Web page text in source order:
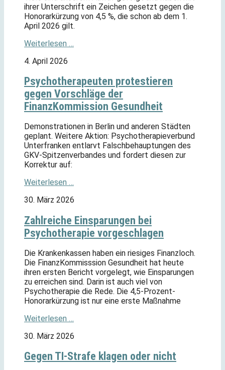
ihrer Unterschrift ein Zeichen gesetzt gegen die
Honorarkürzung von 4,5 %, die schon ab dem 1.
April 2026 gilt.
Weiterlesen …
4. April 2026
Psychotherapeuten protestieren
gegen Vorschläge der
FinanzKommission Gesundheit
Demonstrationen in Berlin und anderen Städten
geplant. Weitere Aktion: Psychotherapieverbund
Unterfranken entlarvt Falschbehauptungen des
GKV-Spitzenverbandes und fordert diesen zur
Korrektur auf:
Weiterlesen …
30. März 2026
Zahlreiche Einsparungen bei
Psychotherapie vorgeschlagen
Die Krankenkassen haben ein riesiges Finanzloch.
Die FinanzKommisssion Gesundheit hat heute
ihren ersten Bericht vorgelegt, wie Einsparungen
zu erreichen sind. Darin ist auch viel von
Psychotherapie die Rede. Die 4,5-Prozent-
Honorarkürzung ist nur eine erste Maßnahme
Weiterlesen …
30. März 2026
Gegen TI-Strafe klagen oder nicht